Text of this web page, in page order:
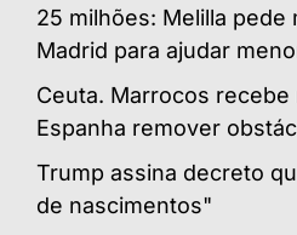
25 milhões: Melilla pede
Madrid para ajudar
Ceuta. Marrocos
Espanha remover
Trump assina decreto
de nascimentos"